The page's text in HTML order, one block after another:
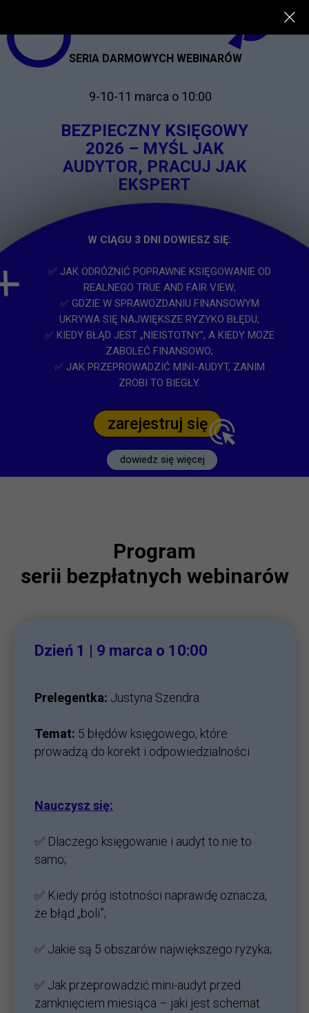
9-10-11 marca o 10:00
SERIA DARMOWYCH WEBINARÓW
W CIĄGU 3 DNI DOWIESZ SIĘ:
✅ JAK ODRÓŻNIĆ POPRAWNE KSIĘGOWANIE OD
REALNEGO TRUE AND FAIR VIEW;
✅ GDZIE W SPRAWOZDANIU FINANSOWYM
UKRYWA SIĘ NAJWIĘKSZE RYZYKO BŁĘDU;
✅ KIEDY BŁĄD JEST „NIEISTOTNY”, A KIEDY MOŻE
ZABOLEĆ FINANSOWO;
✅ JAK PRZEPROWADZIĆ MINI-AUDYT, ZANIM
ZROBI TO BIEGŁY.
BEZPIECZNY KSIĘGOWY
2026 – MYŚL JAK
AUDYTOR, PRACUJ JAK
EKSPERT
zarejestruj się
dowiedz się więcej
Program
serii bezpłatnych webinarów
Dzień 1 | 9 marca o 10:00
Prelegentka: Justyna Szendra
Temat: 5 błędów księgowego, które
prowadzą do korekt i odpowiedzialności
Nauczysz się:
✅ Dlaczego księgowanie i audyt to nie to
samo;
✅ Kiedy próg istotności naprawdę oznacza,
że błąd „boli”;
✅ Jakie są 5 obszarów największego ryzyka;
✅ Jak przeprowadzić mini-audyt przed
zamknięciem miesiąca – jaki jest schemat